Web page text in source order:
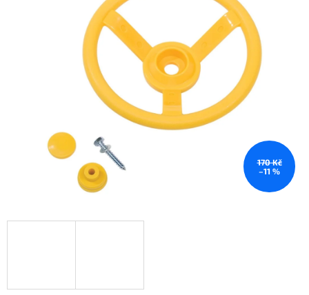
170 Kč
–11 %